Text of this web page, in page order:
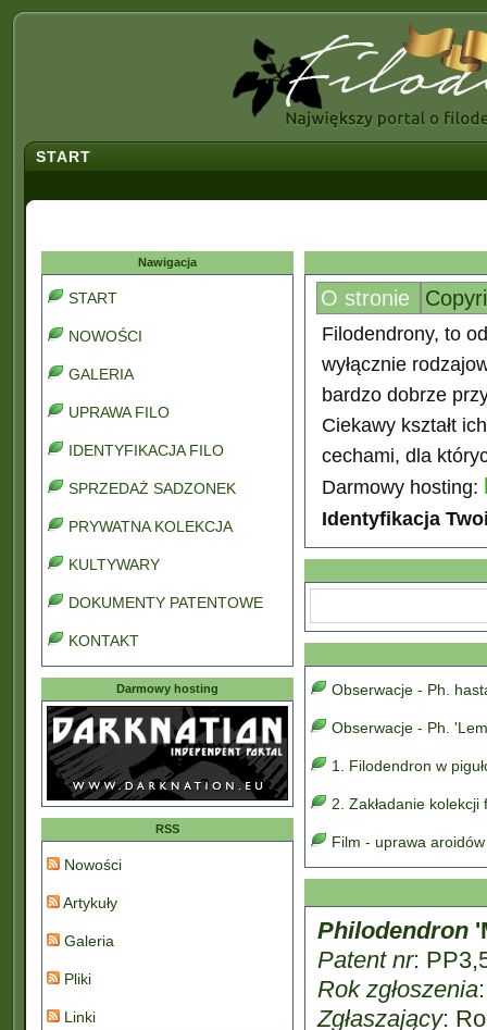
START
Nawigacja
START
NOWOŚCI
GALERIA
UPRAWA FILO
IDENTYFIKACJA FILO
SPRZEDAŻ SADZONEK
PRYWATNA KOLEKCJA
KULTYWARY
DOKUMENTY PATENTOWE
KONTAKT
Darmowy hosting
RSS
Nowości
Artykuły
Galeria
Pliki
Linki
O stronie
Filodendrony, to
wyłącznie
bardzo dobrze
Ciekawy kształt
cechami, dla
Darmowy hosting:
Identyfikacja
Obserwacje - Ph.
Obserwacje - Ph.
1. Filodendron w
2. Zakładanie
Film - uprawa
Philodendron
Patent nr:
Rok zgłoszenia
Zgłaszający: